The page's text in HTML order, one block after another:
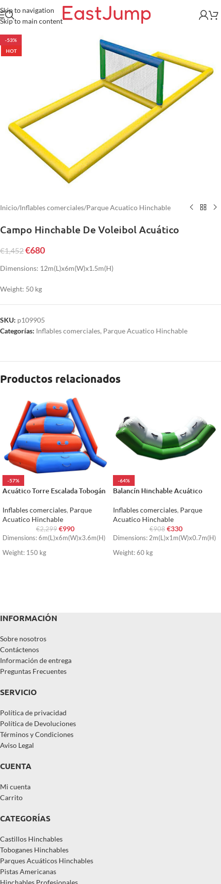
Skip to navigation
Skip to main content
-53%
HOT
Inicio/Inflables comerciales/Parque Acuatico Hinchable
Campo Hinchable De Voleibol Acuático
€1,452€680
Dimensions: 12m(L)x6m(W)x1.5m(H)
Weight: 50 kg
SKU: p109905
Categorías: Inflables comerciales, Parque Acuatico Hinchable
Productos relacionados
-57%
Acuático Torre Escalada Tobogán
Inflables comerciales, Parque
Acuatico Hinchable
€2,299 €990
Dimensions: 6m(L)x6m(W)x3.6m(H)
Weight: 150 kg
-64%
Balancín Hinchable Acuático
Inflables comerciales, Parque
Acuatico Hinchable
€908 €330
Dimensions: 2m(L)x1m(W)x0.7m(H)
Weight: 60 kg
INFORMACIÓN
Sobre nosotros
Contáctenos
Información de entrega
Preguntas Frecuentes
SERVICIO
Política de privacidad
Política de Devoluciones
Términos y Condiciones
Aviso Legal
CUENTA
Mi cuenta
Carrito
CATEGORÍAS
Castillos Hinchables
Toboganes Hinchables
Parques Acuáticos Hinchables
Pistas Americanas